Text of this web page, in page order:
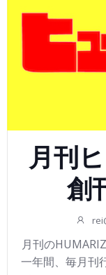
月刊
創
月刊の
一年間、毎月刊